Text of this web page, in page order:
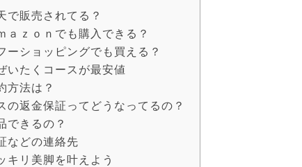
で販売されてる？
ａｚｏｎでも購入できる？
ーショッピングでも買える？
いたくコースが最安値
方法は？
の返金保証ってどうなってるの？
できるの？
などの連絡先
キリ美脚を叶えよう